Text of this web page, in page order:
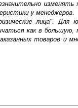
изменять
у менеджеров.
лица". Для
как в
товаров и